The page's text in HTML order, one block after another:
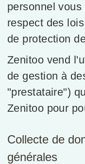
personnel
respect des
de protection
Zenitoo vend
de gestion à
"prestataire")
Zenitoo pour
Collecte de
générales